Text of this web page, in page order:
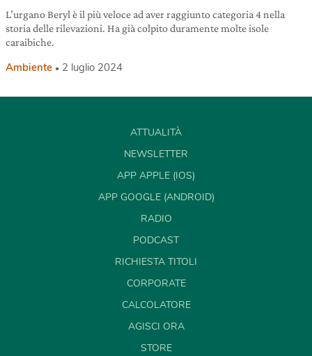
L’urgano Beryl è il più veloce ad aver raggiunto categoria 4 nella
storia delle rilevazioni. Ha già colpito duramente molte isole
caraibiche.
Ambiente 2 luglio 2024
ATTUALITÀ
NEWSLETTER
APP APPLE (IOS)
APP GOOGLE (ANDROID)
RADIO
PODCAST
RICHIESTA TITOLI
CORPORATE
CALCOLATORE
AGISCI ORA
STORE